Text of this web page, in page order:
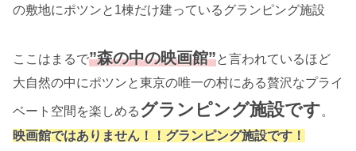
の敷地にポツンと1棟だけ建っているグランピング施設
ここはまるで”森の中の映画館”と言われているほど
大自然の中にポツンと東京の唯一の村にある贅沢なプライ
ベート空間を楽しめる グランピング施設です。
映画館ではありません！！グランピング施設です！